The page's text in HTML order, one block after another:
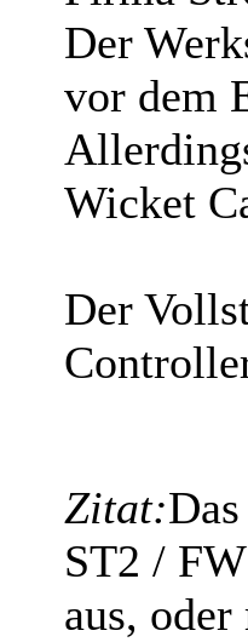
Der
vor dem
Wicket
Der
Zitat:
ST2 /
aus,